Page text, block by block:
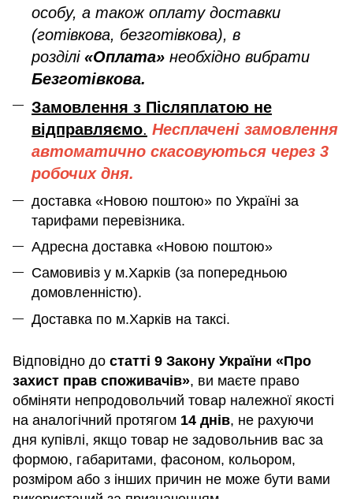
особу, а також оплату доставки
(готівкова, безготівкова), в
розділі «Оплата» необхідно вибрати
Безготівкова.
Замовлення з Післяплатою не
відправляємо. Несплачені замовлення
автоматично скасовуються через 3
робочих дня.
доставка «Новою поштою» по Україні за
тарифами перевізника.
Адресна доставка «Новою поштою»
Самовивіз у м.Харків (за попередньою
домовленністю).
Доставка по м.Харків на таксі.
Відповідно до статті 9 Закону України «Про
захист прав споживачів», ви маєте право
обміняти непродовольчий товар належної якості
на аналогічний протягом 14 днів, не рахуючи
дня купівлі, якщо товар не задовольнив вас за
формою, габаритами, фасоном, кольором,
розміром або з інших причин не може бути вами